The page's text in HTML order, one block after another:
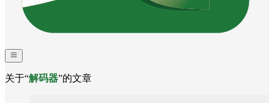
关于“解码器”的文章